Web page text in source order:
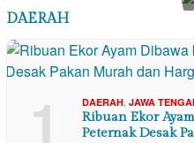
DAERAH
1 DAERAH JAWA
Ribuan Ekor
Peternak Desak